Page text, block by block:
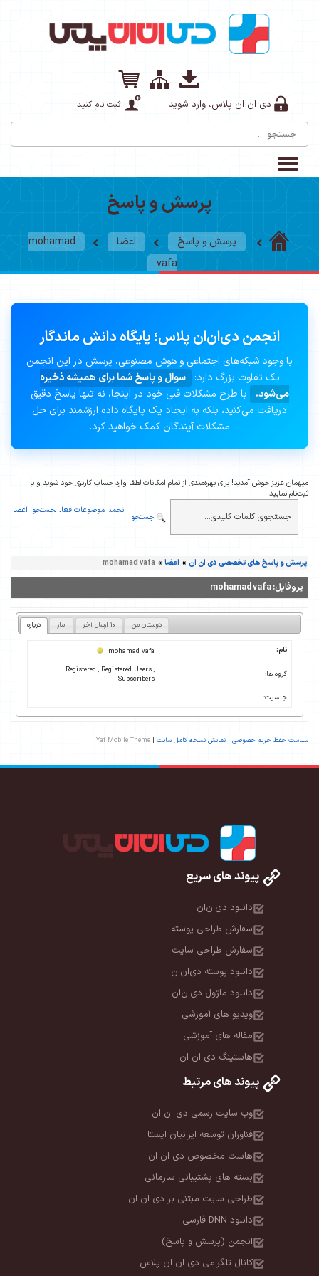
دی ان ان پلاس، وارد شوید ثبت نام کنید
پرسش و پاسخ
پرسش و پاسخ اعضا
mohamad
vafa
انجمن دی‌ان‌ان پلاس؛ پایگاه دانش ماندگار
با وجود شبکه‌های اجتماعی و هوش مصنوعی، پرسش در این انجمن
یک تفاوت بزرگ دارد: سوال و پاسخ شما برای همیشه ذخیره
می‌شود.
با طرح مشکلات فنی خود در اینجا، نه تنها پاسخ دقیق
دریافت می‌کنید، بلکه به ایجاد یک پایگاه داده ارزشمند برای حل
مشکلات آیندگان کمک خواهید کرد.
میهمان عزیز خوش آمدید! برای بهره‌مندی از تمام امکانات لطفا وارد حساب کاربری خود شوید و یا
ثبت‌نام نمایید
انجمن موضوعات فعال جستجو اعضا
جستجو
پرسش و پاسخ های تخصصی دی ان ان » اعضا »
mohamad vafa
پروفایل:mohamad vafa
درباره آمار 10 ارسال آخر دوستان من
نام: mohamad vafa
گروه ها:
Registered , Registered Users ,
Subscribers
جنسیت:
سیاست حفظ حریم خصوصی | نمایش نسخه کامل سایت |
Yaf Mobile Theme
پیوند های سریع
دانلود دی‌ان‌ان
سفارش طراحی پوسته
سفارش طراحی سایت
دانلود پوسته دی‌ان‌ان
دانلود ماژول دی‌ان‌ان
ویدیو های آموزشی
مقاله های آموزشی
هاستینگ دی ان ان
پیوند های مرتبط
وب سایت رسمی دی ان ان
فناوران توسعه ایرانیان ایستا
هاست مخصوص دی ان ان
بسته های پشتیبانی سازمانی
طراحی سایت مبتنی بر دی ان ان
دانلود DNN فارسی
انجمن (پرسش و پاسخ)
کانال تلگرامی دی ان ان پلاس